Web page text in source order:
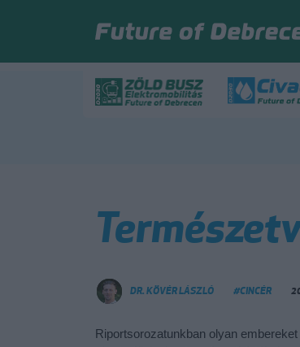
DR. KÖVÉR LÁSZLÓ #CINCÉR
Riportsorozatunkban olyan